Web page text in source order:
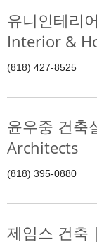
유니인테리
Interior &
(818) 427-8525
윤우중 건축
Architects
(818) 395-0880
제임스 건축